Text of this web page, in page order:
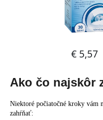
Ako čo najskôr
Niektoré počiatočné kroky vám
zahŕňať: